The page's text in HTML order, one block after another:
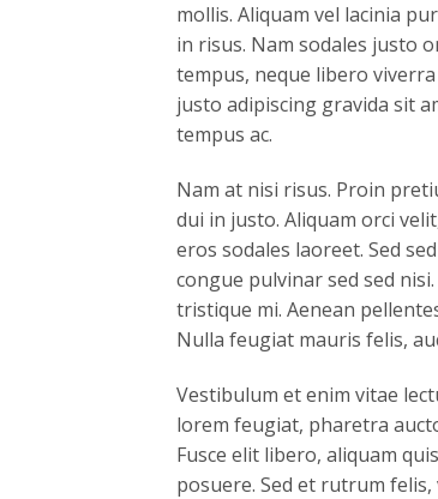
mollis. Aliquam vel lacinia
in risus. Nam sodales justo
tempus, neque libero
justo adipiscing gravida sit
tempus ac.
Nam at nisi risus. Proin
dui in justo. Aliquam orci
eros sodales laoreet. Sed
congue pulvinar sed sed
tristique mi. Aenean
Nulla feugiat mauris felis,
Vestibulum et enim vitae
lorem feugiat, pharetra
Fusce elit libero, aliquam
posuere. Sed et rutrum